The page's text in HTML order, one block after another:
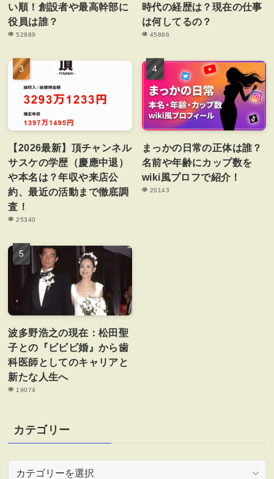
い順！創設者や最高幹部に
役員は誰？
52889
時代の経歴は？現在の仕事
は何してるの？
45886
【2026最新】頂チャンネル
サスケの学歴（慶應中退）
や本名は？年収や来店公
約、最近の活動まで徹底調
査！
25340
まっかの日常の正体は誰？
名前や年齢にカップ数を
wiki風プロフで紹介！
20143
波多野浩之の現在：松田聖
子との『ビビビ婚』から歯
科医師としてのキャリアと
新たな人生へ
19074
カテゴリー